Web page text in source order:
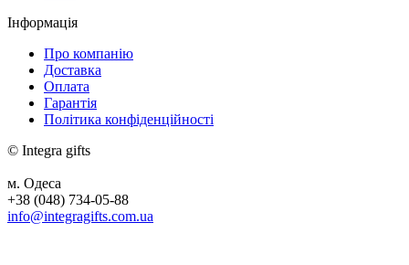
Інформація
Про компанію
Доставка
Оплата
Гарантія
Політика конфіденційності
© Integra gifts
м. Одеса
+38 (048) 734-05-88
info@integragifts.com.ua